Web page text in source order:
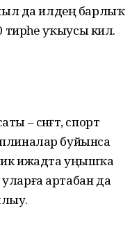
да илдең барлыҡ
тирәһе уҡыусы килә.
– сәнғәт, спорт
буйынса
ижадта уңышҡа
уларға артабан да